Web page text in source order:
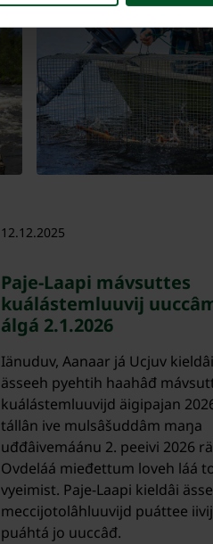
12.12.2025
Paje-Laapi mávsuttes
kuálástemluuvij
álgá 2.1.2026
Iänuduv, Aanaar já Ucjuv kieldâi
ässeeh pyehtih haahâđ
kuálástemluuvijd äigipajan
tállân ive mulsâšuddâm maŋa
uđđâivemáánu 2. peeivi 2026
Ovdeláá mieđettum loveh láá
vyeimist. Paje-Laapi kieldâi
meccijotolâhluuvijd puáttee
puáhtá jo uuccâđ.